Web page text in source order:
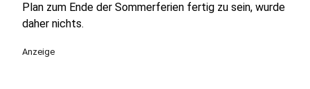
Plan zum Ende der Sommerferien fertig zu sein, wurde
daher nichts.
Anzeige